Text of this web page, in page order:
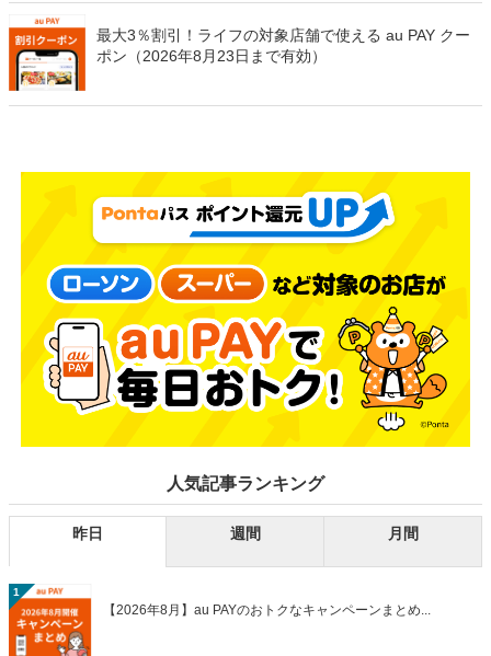
最大3％割引！ライフの対象店舗で使える au PAY クー
ポン（2026年8月23日まで有効）
人気記事ランキング
昨日 週間 月間
1
【2026年8月】au PAYのおトクなキャンペーンまとめ...